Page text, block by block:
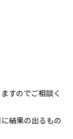
すのでご相談く
結果の出るもの